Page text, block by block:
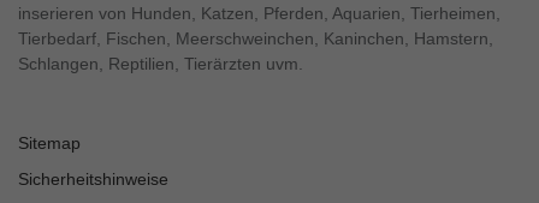
inserieren von Hunden, Katzen, Pferden, Aquarien, Tierheimen,
Tierbedarf, Fischen, Meerschweinchen, Kaninchen, Hamstern,
Schlangen, Reptilien, Tierärzten uvm.
Sitemap
Sicherheitshinweise